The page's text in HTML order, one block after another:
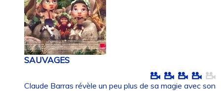
SAUVAGES
Claude Barras révèle un peu plus de sa magie avec son